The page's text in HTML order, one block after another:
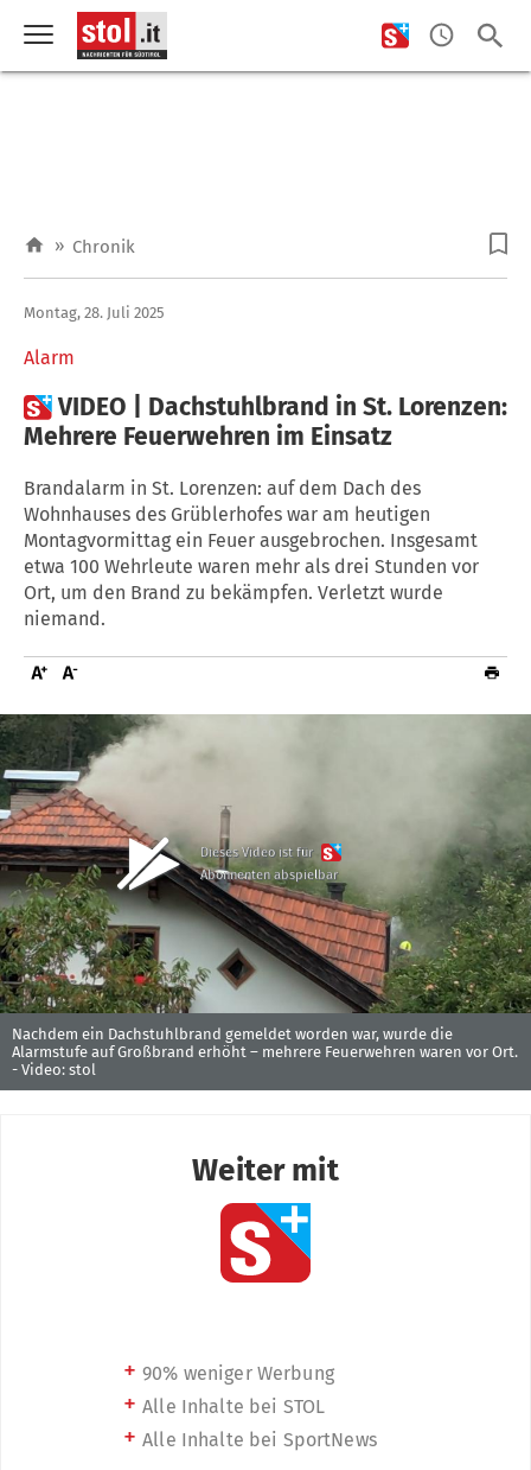
» Chronik
Alarm
Montag, 28. Juli 2025
VIDEO | Dachstuhlbrand in St. Lorenzen:
Mehrere Feuerwehren im Einsatz
Brandalarm in St. Lorenzen: auf dem Dach des
Wohnhauses des Grüblerhofes war am heutigen
Montagvormittag ein Feuer ausgebrochen. Insgesamt
etwa 100 Wehrleute waren mehr als drei Stunden vor
Ort, um den Brand zu bekämpfen. Verletzt wurde
niemand.
Dieses Video ist für
Abonnenten abspielbar
Nachdem ein Dachstuhlbrand gemeldet worden war, wurde die
Alarmstufe auf Großbrand erhöht – mehrere Feuerwehren waren vor Ort.
- Video: stol